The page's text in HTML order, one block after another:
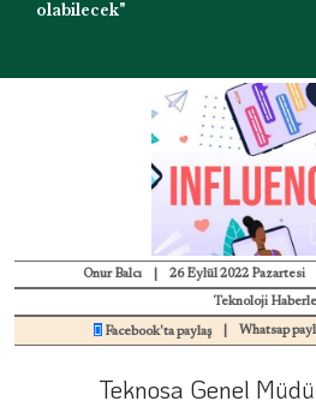
olabilecek"
Onur Balcı 26 Eylül 2022 Pazartesi
Teknoloji
Facebook'ta paylaş Whatsap
Teknosa Genel